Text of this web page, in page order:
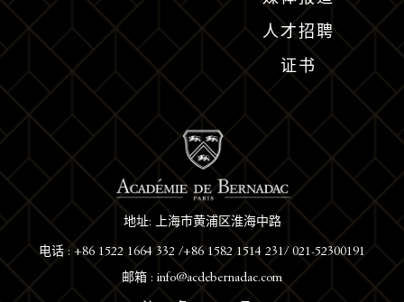
地址: 上海市黄浦区淮海中路
电话 : +86 1522 1664 332 /+86 1582 1514 231/ 021-52300191
邮箱 : info@acdebernadac.com
人才招聘
证书